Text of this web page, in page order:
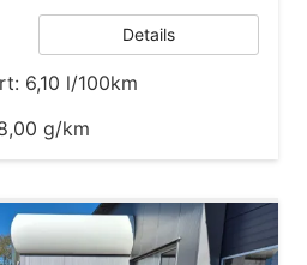
Details
6,10 l/100km
g/km